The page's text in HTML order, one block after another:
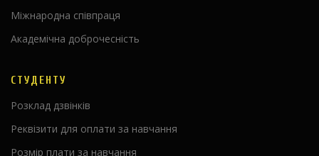
Міжнародна співпраця
Академічна доброчесність
СТУДЕНТУ
Розклад дзвінків
Реквізити для оплати за навчання
Розмір плати за навчання